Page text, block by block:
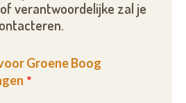
verantwoordelijke zal je
Groene Boog